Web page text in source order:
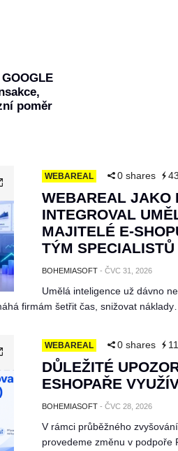
poměr
WEBAREAL 0 shares
WEBAREAL JAKO
INTEGROVAL
MAJITELÉ E-
TÝM
BOHEMIASOFT - ČVC 31, 2026
Umělá inteligence už dávno
firmám šetřit čas, snižovat náklady…
WEBAREAL 0 shares
DŮLEŽITÉ
ESHOPAŘE
BOHEMIASOFT - ČVC 28, 2026
V rámci průběžného
provedeme změnu v podpoře